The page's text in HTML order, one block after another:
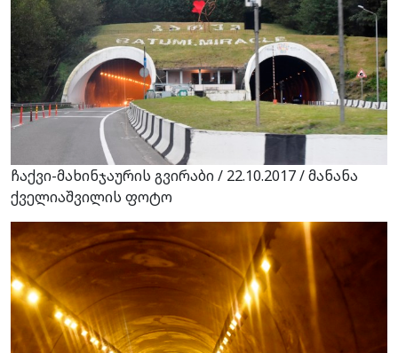
ჩაქვი-მახინჯაურის გვირაბი / 22.10.2017 / მანანა
ქველიაშვილის ფოტო